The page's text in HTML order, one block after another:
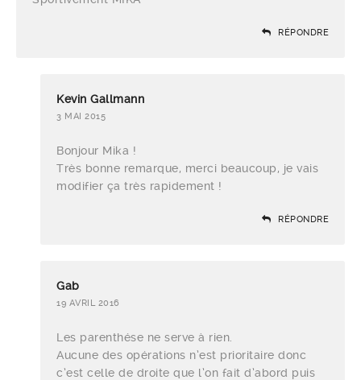
RÉPONDRE
Kevin Gallmann
3 MAI 2015
Bonjour Mika !
Très bonne remarque, merci beaucoup, je vais
modifier ça très rapidement !
RÉPONDRE
Gab
19 AVRIL 2016
Les parenthése ne serve à rien.
Aucune des opérations n’est prioritaire donc
c’est celle de droite que l’on fait d’abord puis